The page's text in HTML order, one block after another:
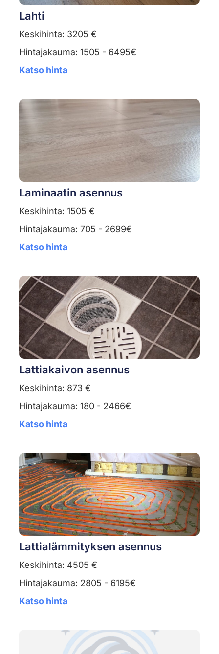
Lahti
Keskihinta: 3205 €
Hintajakauma: 1505 - 6495€
Katso hinta
Laminaatin asennus
Keskihinta: 1505 €
Hintajakauma: 705 - 2699€
Katso hinta
Lattiakaivon asennus
Keskihinta: 873 €
Hintajakauma: 180 - 2466€
Katso hinta
Lattialämmityksen asennus
Keskihinta: 4505 €
Hintajakauma: 2805 - 6195€
Katso hinta